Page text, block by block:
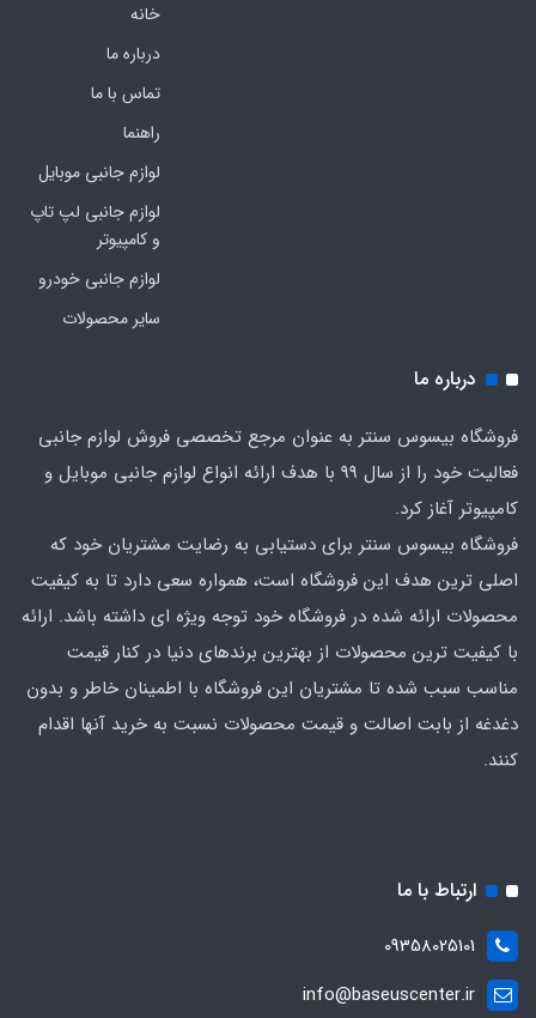
خانه
درباره ما
تماس با ما
راهنما
لوازم جانبی موبایل
لوازم جانبی لپ تاپ
و کامپیوتر
لوازم جانبی خودرو
سایر محصولات
درباره ما
فروشگاه بیسوس سنتر به عنوان مرجع تخصصی فروش لوازم جانبی
فعالیت خود را از سال 99 با هدف ارائه انواع لوازم جانبی موبایل و
کامپیوتر آغاز کرد.
فروشگاه بیسوس سنتر برای دستیابی به رضایت مشتریان خود که
اصلی‌ ترین هدف این فروشگاه است، همواره سعی دارد تا به کیفیت
محصولات ارائه شده در فروشگاه خود توجه ویژه ای داشته باشد. ارائه
با کیفیت‌ ترین محصولات از بهترین برندهای دنیا در کنار قیمت
مناسب سبب شده تا مشتریان این فروشگاه با اطمینان خاطر و بدون
دغدغه از بابت اصالت و قیمت محصولات نسبت به خرید آنها اقدام
کنند.
ارتباط با ما
09358025101
info@baseuscenter.ir